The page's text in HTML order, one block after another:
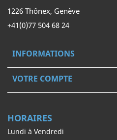
1226 Thônex, Genève
+41(0)77 504 68 24
INFORMATIONS
VOTRE COMPTE
HORAIRES
Lundi à Vendredi